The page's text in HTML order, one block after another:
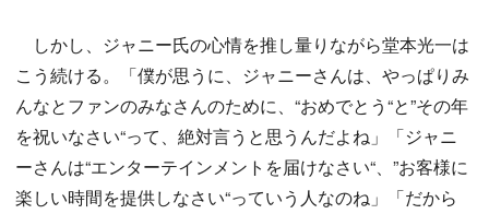
しかし、ジャニー氏の心情を推し量りながら堂本光一は
こう続ける。「僕が思うに、ジャニーさんは、やっぱりみ
んなとファンのみなさんのために、“おめでとう“と”その年
を祝いなさい“って、絶対言うと思うんだよね」「ジャニ
ーさんは“エンターテインメントを届けなさい“、”お客様に
楽しい時間を提供しなさい“っていう人なのね」「だから